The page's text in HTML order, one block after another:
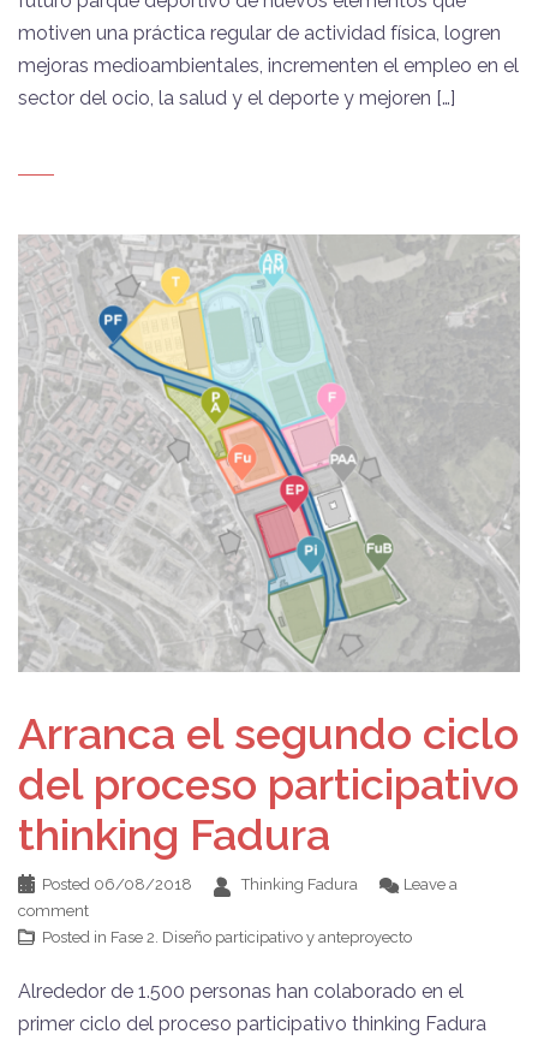
motiven una práctica regular de actividad física, logren
mejoras medioambientales, incrementen el empleo en el
sector del ocio, la salud y el deporte y mejoren […]
Arranca el segundo ciclo
del proceso participativo
thinking Fadura
Posted 06/08/2018 Thinking Fadura
Leave a
comment
Posted in Fase 2. Diseño participativo y anteproyecto
Alrededor de 1.500 personas han colaborado en el
primer ciclo del proceso participativo thinking Fadura